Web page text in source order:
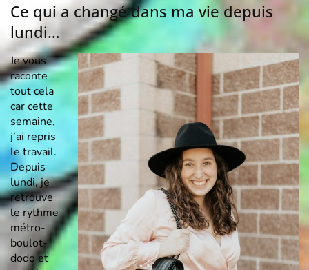
Ce qui a changé dans ma vie depuis
lundi…
Je vous
raconte
tout cela
car cette
semaine,
j’ai repris
le travail.
Depuis
lundi, je
retrouve
le rythme
métro-
boulot-
dodo et